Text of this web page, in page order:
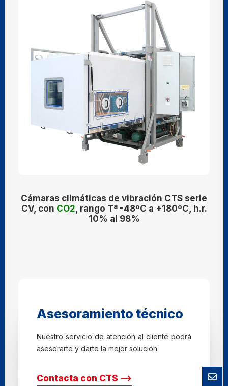
Cámaras climáticas de vibración CTS serie
CV, con CO2, rango Tª -48ºC a +180ºC, h.r.
10% al 98%
Asesoramiento técnico
Nuestro servicio de atención al cliente podrá
asesorarte y darte la mejor solución.
Contacta con CTS ⟶